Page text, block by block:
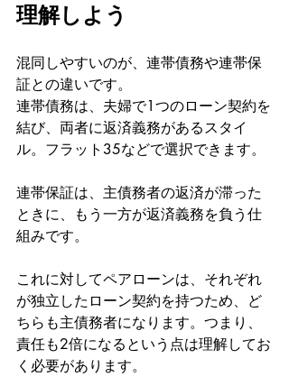
理解しよう
混同しやすいのが、連帯債務や連帯保
証との違いです。
連帯債務は、夫婦で1つのローン契約を
結び、両者に返済義務があるスタイ
ル。フラット35などで選択できます。
連帯保証は、主債務者の返済が滞った
ときに、もう一方が返済義務を負う仕
組みです。
これに対してペアローンは、それぞれ
が独立したローン契約を持つため、ど
ちらも主債務者になります。つまり、
責任も2倍になるという点は理解してお
く必要があります。